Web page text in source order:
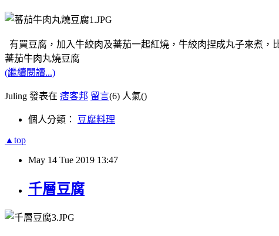
有買豆腐，加入牛絞肉及蕃茄一起紅燒，牛絞肉捏成丸子來煮，
蕃茄牛肉丸燒豆腐
(繼續閱讀...)
Juling 發表在 痞客邦 留言(6) 人氣()
個人分類： 豆腐料理
▲top
May 14 Tue 2019 13:47
千層豆腐